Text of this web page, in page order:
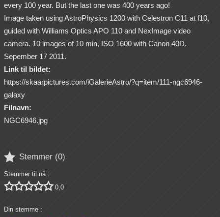
every 100 year. But the last one was 400 years ago!
Image taken using AstroPhysics 1200 with Celestron C11 at f10,
guided with Williams Optics APO 110 and NexImage video
camera. 10 images of 10 min, ISO 1600 with Canon 40D.
Sepember 17 2011.
Link til bildet:
https://skaarpictures.com/iGalerieAstro/?q=item/111-ngc6946-
galaxy
Filnavn:
NGC6946.jpg
 Stemmer (0)
Stemmer til nå :
 0,0
Din stemme :